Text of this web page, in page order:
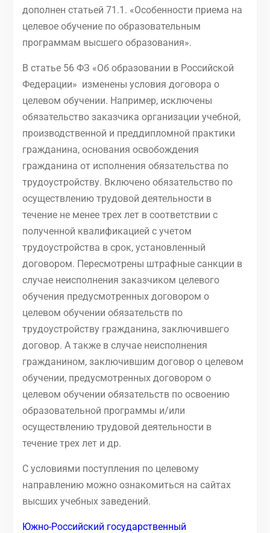
дополнен статьей 71.1. «Особенности приема на
целевое обучение по образовательным
программам высшего образования».
В статье 56 ФЗ «Об образовании в Российской
Федерации» изменены условия договора о
целевом обучении. Например, исключены
обязательство заказчика организации учебной,
производственной и преддипломной практики
гражданина, основания освобождения
гражданина от исполнения обязательства по
трудоустройству. Включено обязательство по
осуществлению трудовой деятельности в
течение не менее трех лет в соответствии с
полученной квалификацией с учетом
трудоустройства в срок, установленный
договором. Пересмотрены штрафные санкции в
случае неисполнения заказчиком целевого
обучения предусмотренных договором о
целевом обучении обязательств по
трудоустройству гражданина, заключившего
договор. А также в случае неисполнения
гражданином, заключившим договор о целевом
обучении, предусмотренных договором о
целевом обучении обязательств по освоению
образовательной программы и/или
осуществлению трудовой деятельности в
течение трех лет и др.
С условиями поступления по целевому
направлению можно ознакомиться на сайтах
высших учебных заведений.
Южно-Российский государственный